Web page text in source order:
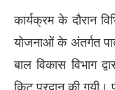
कार्यक्रम के दौरान
योजनाओं के अंतर्गत
बाल विकास विभाग
किट प्रदान की गयी।